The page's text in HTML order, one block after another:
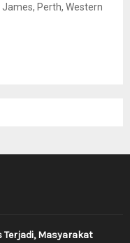
James, Perth, Western
Terjadi, Masyarakat